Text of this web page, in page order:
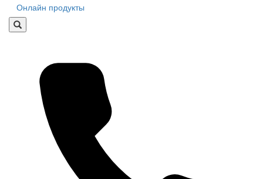
Онлайн продукты